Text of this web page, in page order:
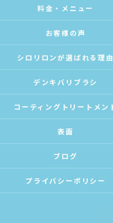
料金・メニュー
お客様の声
シロリロンが選ばれる理由
デンキバリブラシ
コーティングトリートメン
表面
ブログ
プライバシーポリシー